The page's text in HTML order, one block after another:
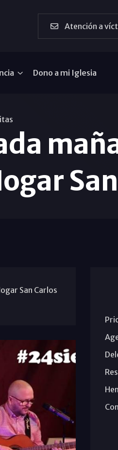
Atención a
Dono a mi Iglesia
San Carlos